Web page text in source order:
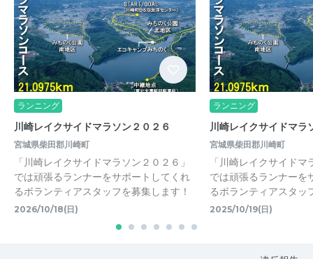
ランニング
川崎レイクサイドマラソン２０２６
宮城県柴田郡川崎町
「川崎レイクサイドマラソン２０２６」
では頑張るランナーをサポートしてくれ
るボランティアスタッフを募集します！
2026/10/18(日)
ランニング
川崎レイクサイドマラ
宮城県柴田郡川崎町
「川崎レイクサイド
では頑張るランナーを
るボランティアスタッ
2025/10/19(日)